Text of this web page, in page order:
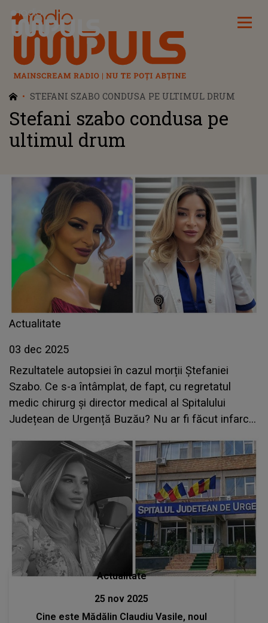
Radio Impuls
STEFANI SZABO CONDUSA PE ULTIMUL DRUM
Stefani szabo condusa pe
ultimul drum
Actualitate
03 dec 2025
Rezultatele autopsiei în cazul morții Ștefaniei
Szabo. Ce s-a întâmplat, de fapt, cu regretatul
medic chirurg și director medical al Spitalului
Județean de Urgență Buzău? Nu ar fi făcut infarct
Actualitate
25 nov 2025
Cine este Mădălin Claudiu Vasile, noul